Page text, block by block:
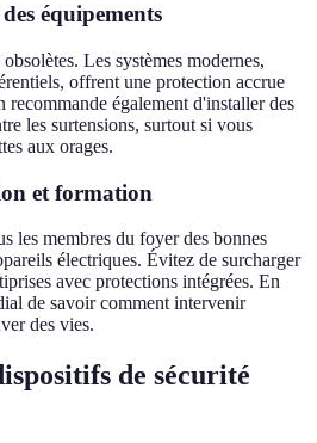
équipements
Les systèmes modernes,
offrent une protection accrue
recommande également d'installer des
les surtensions, surtout si vous
aux orages.
et formation
les membres du foyer des bonnes
électriques. Évitez de surcharger
avec protections intégrées. En
de savoir comment intervenir
des vies.
de sécurité